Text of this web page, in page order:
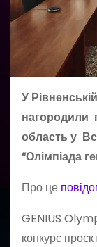
У
нагородили
область у
“Олімпіада
Про це
GENIUS
конкурс